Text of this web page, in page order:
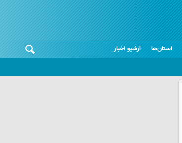
استان‌ها آرشیو اخبار